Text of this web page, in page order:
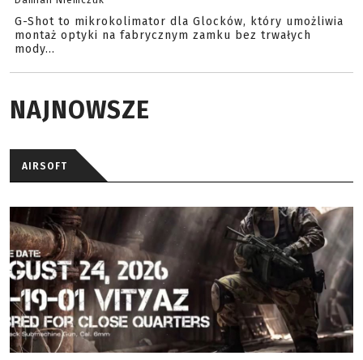
G-Shot to mikrokolimator dla Glocków, który umożliwia
montaż optyki na fabrycznym zamku bez trwałych
mody...
NAJNOWSZE
AIRSOFT